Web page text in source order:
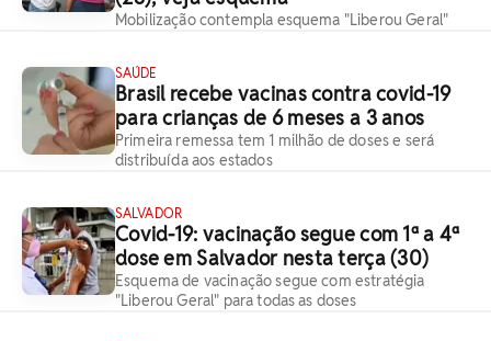
Mobilização contempla esquema "Liberou Geral"
SAÚDE
Brasil recebe vacinas contra covid-19
para crianças de 6 meses a 3 anos
Primeira remessa tem 1 milhão de doses e será
distribuída aos estados
SALVADOR
Covid-19: vacinação segue com 1ª a 4ª
dose em Salvador nesta terça (30)
Esquema de vacinação segue com estratégia
"Liberou Geral" para todas as doses